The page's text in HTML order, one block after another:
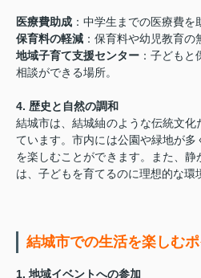
医療費助成 ：中学生までの医療費を
保育料の軽減 ：保育料や幼児教育の
地域子育て支援センター ：子ども
相談ができる場所。
4. 歴史と自然の調和
結城市は、結城紬のような伝統文
ています。市内には公園や緑地が
を楽しむことができます。また、
は、子どもを育てるのに理想的な環
結城市での生活を楽しむポ
1. 地域イベントへの参加